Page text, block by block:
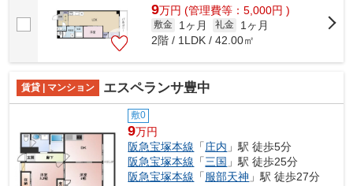
9万円 (管理費等：5,000円 )
敷金 1ヶ月 礼金
1ヶ月
2階 / 1LDK / 42.00㎡
賃貸 | マンション エスペランサ豊中
敷0
9万円
阪急宝塚本線 「庄内 」駅 徒歩5分
阪急宝塚本線 「三国 」駅 徒歩25分
阪急宝塚本線 「服部天神 」駅 徒歩27分